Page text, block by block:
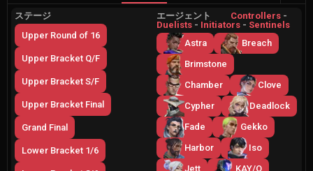
ステージ
Upper Round of 16
Upper Bracket Q/F
Upper Bracket S/F
Upper Bracket Final
Grand Final
Lower Bracket 1/6
エージェント Controllers -
Duelists - Initiators - Sentinels
Astra
Breach
Brimstone
Chamber
Clove
Cypher
Deadlock
Fade
Gekko
Harbor
Iso
Jett
KAY/O